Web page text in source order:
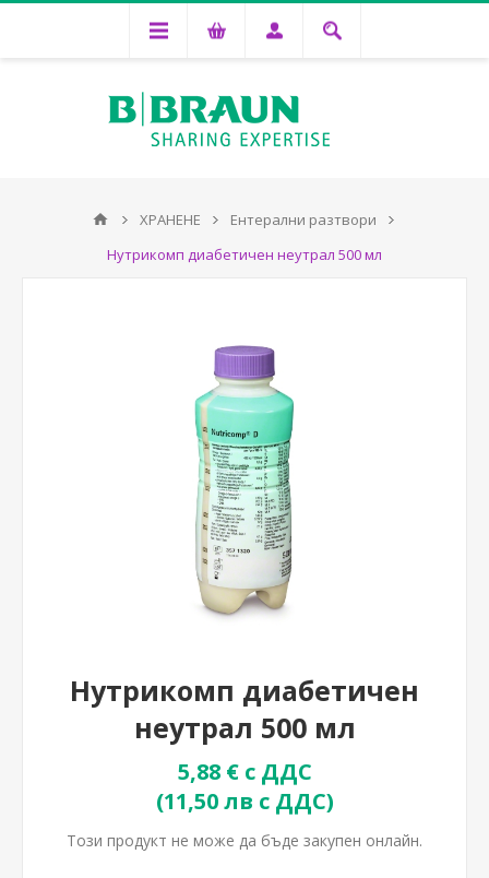
ХРАНЕНЕ
Ентерални разтвори
Нутрикомп диабетичен неутрал 500 мл
Нутрикомп диабетичен
неутрал 500 мл
5,88 € с ДДС
(11,50 лв с ДДС)
Този продукт не може да бъде закупен онлайн.